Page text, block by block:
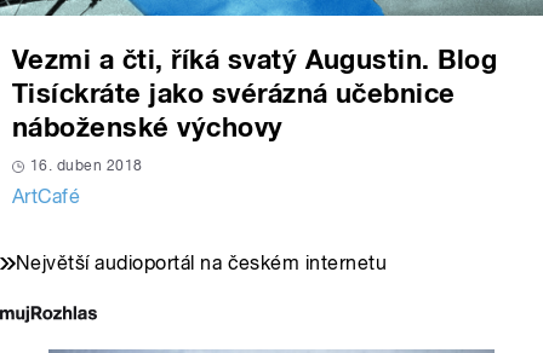
Vezmi a čti, říká svatý Augustin. Blog
Tisíckráte jako svérázná učebnice
náboženské výchovy
16. duben 2018
ArtCafé
Největší audioportál na českém internetu